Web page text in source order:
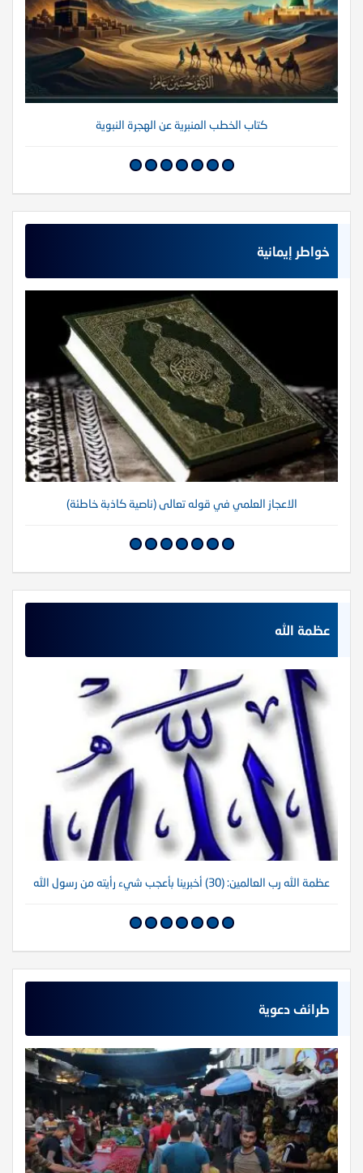
كتاب الخطب المنبرية عن الهجرة النبوية
خواطر إيمانية
الاعجاز العلمي في قوله تعالى (ناصية كاذبة خاطئة)
عظمة الله
عظمة الله رب العالمين: (30) أخبرينا بأعجب شيء رأيته من رسول الله
طرائف دعوية